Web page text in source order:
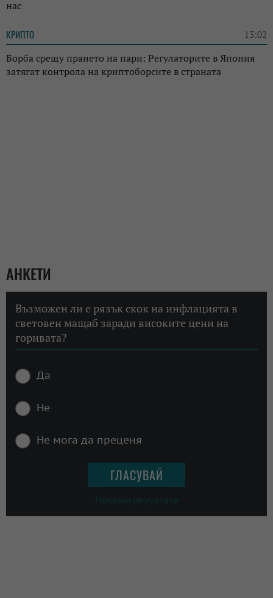
нас
КРИПТО 13:02
Борба срещу прането на пари: Регулаторите в Япония
затягат контрола на криптоборсите в страната
АНКЕТИ
Възможен ли е рязък скок на инфлацията в
световен мащаб заради високите цени на
горивата?
Да
Не
Не мога да преценя
Покажи резултати